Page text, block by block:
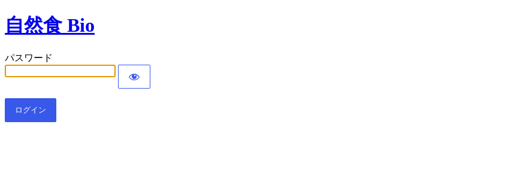
自然食 Bio
パスワード